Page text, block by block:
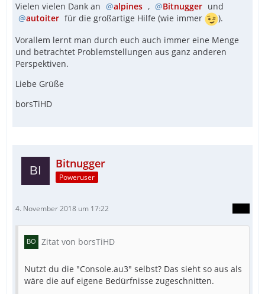
Vielen vielen Dank an
alpines , Bitnugger und
autoiter für die großartige Hilfe (wie immer
).
Vorallem lernt man durch euch auch immer eine Menge
und betrachtet Problemstellungen aus ganz anderen
Perspektiven.
Liebe Grüße
borsTiHD
Bitnugger
Poweruser
4. November 2018 um 17:22
Zitat von borsTiHD
Nutzt du die "Console.au3" selbst? Das sieht so aus als
wäre die auf eigene Bedürfnisse zugeschnitten.